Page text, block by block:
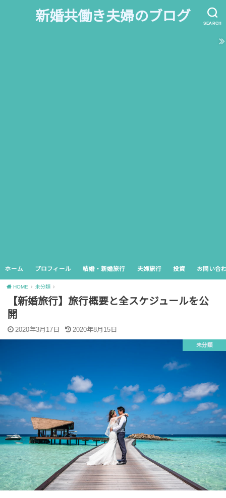
SEARCH
新婚共働き夫婦のブログ
ホーム プロフィール 結婚・新婚旅行 夫婦旅行 投資 お問い合
HOME 未分類
【新婚旅行】旅行概要と全スケジュールを公
開
2020年3月17日 2020年8月15日
未分類